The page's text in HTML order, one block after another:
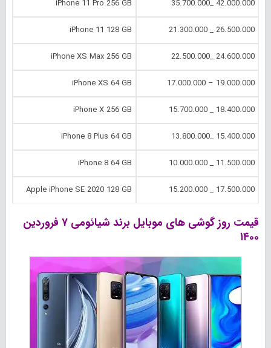
42.000.000 _35.700.000
iPhone 11 Pro 256 GB
26.500.000 _ 21.300.000
iPhone 11 128 GB
24.600.000 _22.500.000
iPhone XS Max 256 GB
19.000.000 – 17.000.000
iPhone XS 64 GB
18.400.000 _ 15.700.000
iPhone X 256 GB
15.400.000 _13.800.000
iPhone 8 Plus 64 GB
11.500.000 _ 10.000.000
iPhone 8 64 GB
17.500.000 _ 15.200.000
Apple iPhone SE 2020 128 GB
قیمت روز گوشی های موبایل برند شیائومی ۷ فروردین
۱۴۰۰